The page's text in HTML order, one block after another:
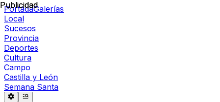
PortadaGalerías
Local
Sucesos
Provincia
Deportes
Cultura
Campo
Castilla y León
Semana Santa
Publicidad
Publicidad